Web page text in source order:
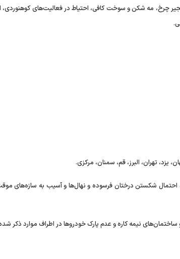
چرخ، مه شکن و سوخت کافی، احتیاط در فعالیت‌های کوهنوردی،
شکستن درختان فرسوده و نهال‌ها و آسیب به سازه‌های
نیمه کاره و عدم پارک خودرو‌ها در اطراف موارد ذکر